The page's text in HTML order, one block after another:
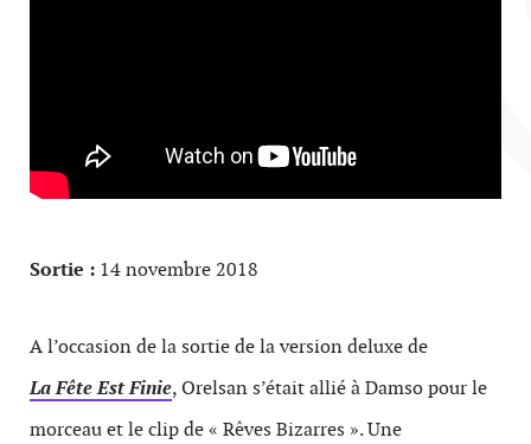
Sortie : 14 novembre 2018
A l’occasion de la sortie de la version deluxe de
La Fête Est Finie, Orelsan s’était allié à Damso pour le
morceau et le clip de « Rêves Bizarres ». Une